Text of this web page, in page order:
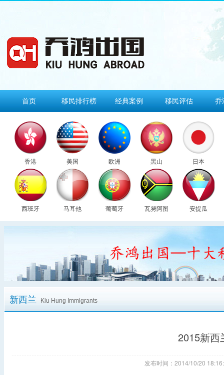
首页 移民排行榜 经典案例 移民评估 乔
香港 美国 欧洲 黑山 日本
西班牙 马耳他 葡萄牙 瓦努阿图 安提瓜
新西兰 Kiu Hung Immigrants
2015新西
发布时间：2014/10/20